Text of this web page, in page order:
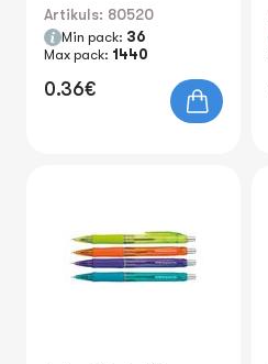
Artikuls: 80520
Min pack: 36
Max pack: 1440
0.36€